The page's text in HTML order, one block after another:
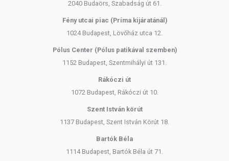
2040 Budaörs, Szabadság út 61.
Fény utcai piac (Príma kijáratánál)
1024 Budapest, Lövőház utca 12.
Pólus Center (Pólus patikával szemben)
1152 Budapest, Szentmihályi út 131.
Rákóczi út
1072 Budapest, Rákóczi út 10.
Szent István körút
1137 Budapest, Szent István Körút 18.
Bartók Béla
1114 Budapest, Bartók Béla út 71.